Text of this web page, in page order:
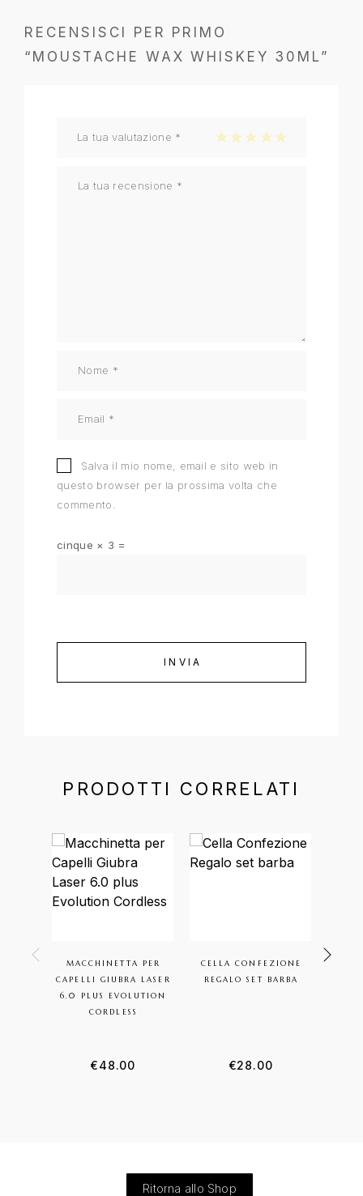
RECENSISCI PER PRIMO
“MOUSTACHE WAX WHISKEY 30ML”
La tua valutazione * 1 stella su 5
2 stelle su 5
3 stelle su 5
4 stelle su 5
Salva il mio nome, email e sito web in
questo browser per la prossima volta che
commento.
cinque × 3 =
PRODOTTI CORRELATI
MACCHINETTA PER
CAPELLI GIUBRA LASER
6.0 PLUS EVOLUTION
CORDLESS
€48.00
CELLA CONFEZIONE
REGALO SET BARBA
€28.00
Ritorna allo Shop